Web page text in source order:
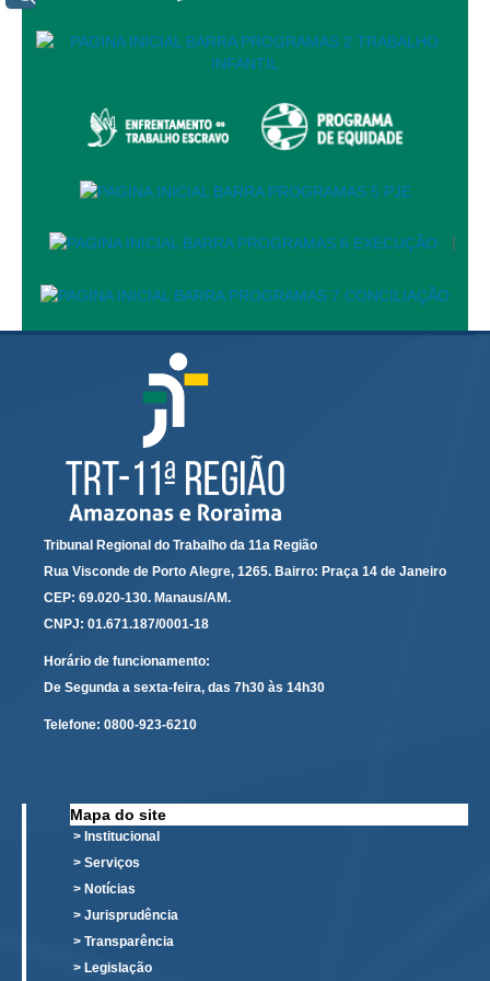
Comitê de Segurança Permanente
Comitê de Incentivo à Participação Institucional Feminina
Comitê de Prevenção e Enfrentamento do Assédio
Comissão Permanente de Gestão Socioambiental
no Âmbito do TRT11
Comitê de Equidade de Raça, Gênero e Diversidade
Comitê PopRuaJud
Comissão de Justiça Itinerante
Comissão Permanente de Avaliação Documental
Automação e IA
Governança
Governança de TI
Gestão Estratégica
Governança das Contratações Obras
Assessoria de Governança de Gestão de Pessoas
Sites Institucionais
Biblioteca
Centro de Memória
Educação a distância
|
Tribunal Regional do Trabalho da 11a Região
Rua Visconde de Porto Alegre, 1265. Bairro: Praça 14 de Janeiro
CEP: 69.020-130. Manaus/AM.
CNPJ: 01.671.187/0001-18
Horário de funcionamento:
De Segunda a sexta-feira, das 7h30 às 14h30
Telefone: 0800-923-6210
Mapa do site
> Institucional
> Serviços
> Notícias
> Jurisprudência
> Transparência
> Legislação